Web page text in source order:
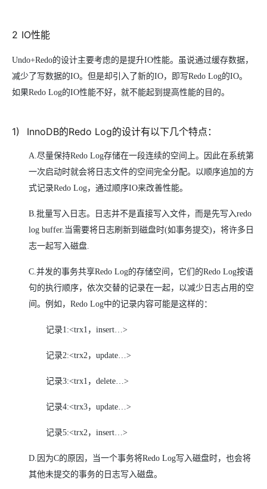
2 IO性能
Undo+Redo的设计主要考虑的是提升IO性能。虽说通过缓存数据，
减少了写数据的IO。但是却引入了新的IO，即写Redo Log的IO。
如果Redo Log的IO性能不好，就不能起到提高性能的目的。
1) InnoDB的Redo Log的设计有以下几个特点：
A.尽量保持Redo Log存储在一段连续的空间上。因此在系统第
一次启动时就会将日志文件的空间完全分配。以顺序追加的方
式记录Redo Log，通过顺序IO来改善性能。
B.批量写入日志。日志并不是直接写入文件，而是先写入redo
log buffer.当需要将日志刷新到磁盘时(如事务提交)，将许多日
志一起写入磁盘.
C.并发的事务共享Redo Log的存储空间，它们的Redo Log按语
句的执行顺序，依次交替的记录在一起，以减少日志占用的空
间。例如，Redo Log中的记录内容可能是这样的：
记录1:<trx1，insert…>
记录2:<trx2，update…>
记录3:<trx1，delete…>
记录4:<trx3，update…>
记录5:<trx2，insert…>
D. 因为C的原因，当一个事务将Redo Log写入磁盘时，也会将
其他未提交的事务的日志写入磁盘。